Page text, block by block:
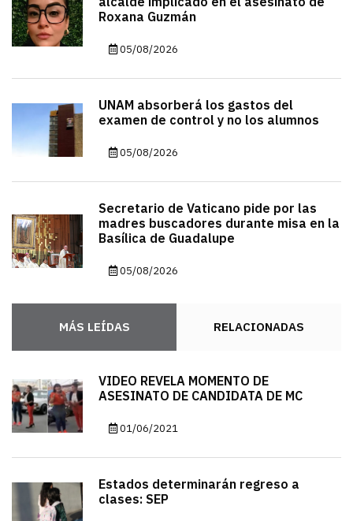
Roxana Guzmán
05/08/2026
UNAM absorberá los gastos del
examen de control y no los alumnos
05/08/2026
Secretario de Vaticano pide por las
madres buscadores durante misa en la
Basílica de Guadalupe
05/08/2026
MÁS LEÍDAS RELACIONADAS
VIDEO REVELA MOMENTO DE
ASESINATO DE CANDIDATA DE MC
01/06/2021
Estados determinarán regreso a
clases: SEP